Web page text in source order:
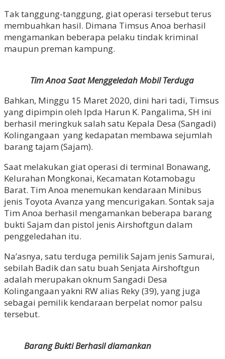
Tak tanggung-tanggung, giat operasi tersebut terus
membuahkan hasil. Dimana Timsus Anoa berhasil
mengamankan beberapa pelaku tindak kriminal
maupun preman kampung.
Tim Anoa Saat Menggeledah Mobil Terduga
Bahkan, Minggu 15 Maret 2020, dini hari tadi, Timsus
yang dipimpin oleh Ipda Harun K. Pangalima, SH ini
berhasil meringkuk salah satu Kepala Desa (Sangadi)
Kolingangaan yang kedapatan membawa sejumlah
barang tajam (Sajam).
Saat melakukan giat operasi di terminal Bonawang,
Kelurahan Mongkonai, Kecamatan Kotamobagu
Barat. Tim Anoa menemukan kendaraan Minibus
jenis Toyota Avanza yang mencurigakan. Sontak saja
Tim Anoa berhasil mengamankan beberapa barang
bukti Sajam dan pistol jenis Airshoftgun dalam
penggeledahan itu.
Na’asnya, satu terduga pemilik Sajam jenis Samurai,
sebilah Badik dan satu buah Senjata Airshoftgun
adalah merupakan oknum Sangadi Desa
Kolingangaan yakni RW alias Reky (39), yang juga
sebagai pemilik kendaraan berpelat nomor palsu
tersebut.
Barang Bukti Berhasil diamankan